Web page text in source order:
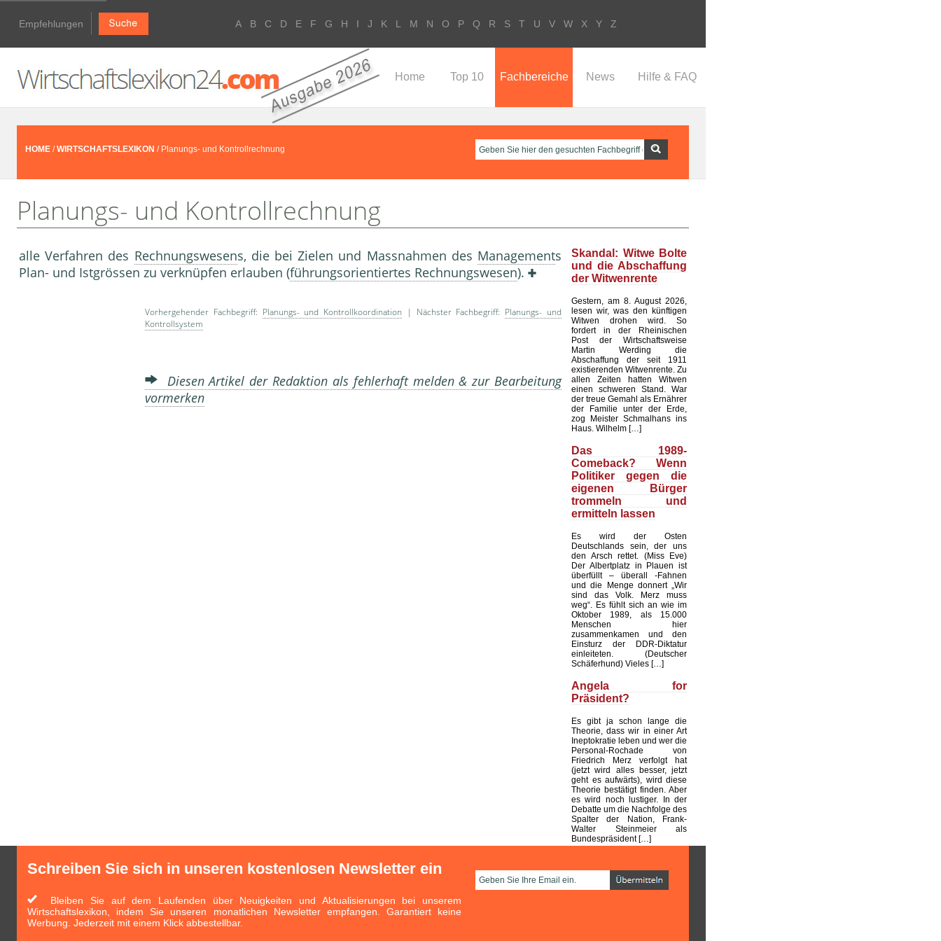
Empfehlungen A B C D E F G H I J K L M N O P Q R S T U V W X Y Z
Home Top 10 Fachbereiche News Hilfe & FAQ
HOME /WIRTSCHAFTSLEXIKON / Planungs- und Kontrollrechnung
Planungs- und Kontrollrechnung
alle Verfahren des Rechnungswesens, die bei Zielen und Massnahmen des Managements
Plan- und Istgrössen zu verknüpfen erlauben (führungsorientiertes Rechnungswesen).
Vorhergehender Fachbegriff: Planungs- und Kontrollkoordination | Nächster Fachbegriff: Planungs- und
Kontrollsystem
Diesen Artikel der Redaktion als fehlerhaft melden & zur Bearbeitung
vormerken
Skandal: Witwe Bolte
und die Abschaffung
der Witwenrente
Gestern, am 8. August 2026,
lesen wir, was den künftigen
Witwen drohen wird. So
fordert in der Rheinischen
Post der Wirtschaftsweise
Martin Werding die
Abschaffung der seit 1911
existierenden Witwenrente. Zu
allen Zeiten hatten Witwen
einen schweren Stand. War
der treue Gemahl als Ernährer
der Familie unter der Erde,
zog Meister Schmalhans ins
Haus. Wilhelm […]
Das 1989-
Comeback? Wenn
Politiker gegen die
eigenen Bürger
trommeln und
ermitteln lassen
Es wird der Osten
Deutschlands sein, der uns
den Arsch rettet. (Miss Eve)
Der Albertplatz in Plauen ist
überfüllt – überall -Fahnen
und die Menge donnert „Wir
sind das Volk. Merz muss
weg“. Es fühlt sich an wie im
Oktober 1989, als 15.000
Menschen hier
zusammenkamen und den
Einsturz der DDR-Diktatur
einleiteten. (Deutscher
Schäferhund) Vieles […]
Angela for
Präsident?
Es gibt ja schon lange die
Theorie, dass wir in einer Art
Ineptokratie leben und wer die
Personal-Rochade von
Friedrich Merz verfolgt hat
(jetzt wird alles besser, jetzt
geht es aufwärts), wird diese
Theorie bestätigt finden. Aber
es wird noch lustiger. In der
Debatte um die Nachfolge des
Spalter der Nation, Frank-
Walter Steinmeier als
Bundespräsident […]
Schreiben Sie sich in unseren kostenlosen Newsletter ein
Bleiben Sie auf dem Laufenden über Neuigkeiten und Aktualisierungen bei unserem
Wirtschaftslexikon, indem Sie unseren monatlichen Newsletter empfangen. Garantiert keine
Werbung. Jederzeit mit einem Klick abbestellbar.